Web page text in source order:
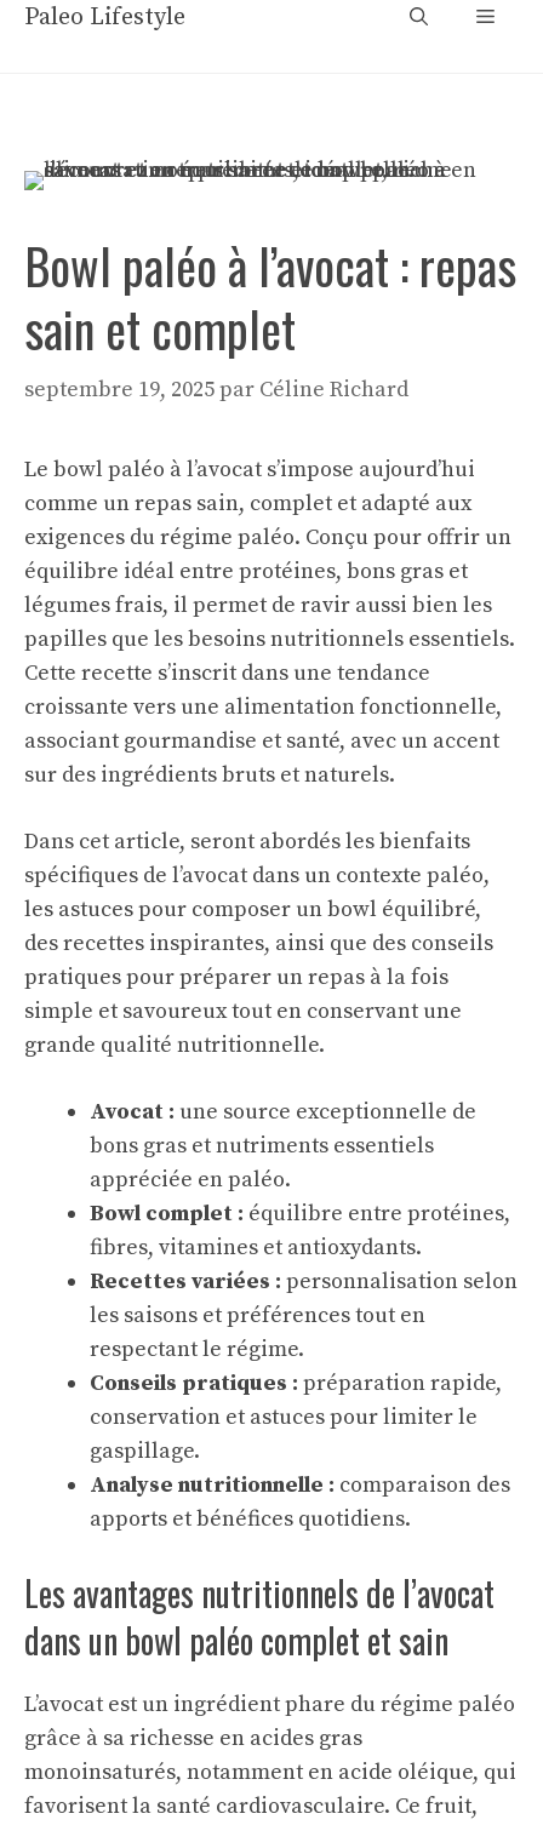
AllerPaleo Lifestyle Menu
Bowl paléo à l’avocat : repas
sain et complet
septembre 19, 2025par Céline Richard
Le bowl paléo à l’avocat s’impose aujourd’hui
comme un repas sain, complet et adapté aux
exigences du régime paléo. Conçu pour offrir un
équilibre idéal entre protéines, bons gras et
légumes frais, il permet de ravir aussi bien les
papilles que les besoins nutritionnels essentiels.
Cette recette s’inscrit dans une tendance
croissante vers une alimentation fonctionnelle,
associant gourmandise et santé, avec un accent
sur des ingrédients bruts et naturels.
Dans cet article, seront abordés les bienfaits
spécifiques de l’avocat dans un contexte paléo,
les astuces pour composer un bowl équilibré,
des recettes inspirantes, ainsi que des conseils
pratiques pour préparer un repas à la fois
simple et savoureux tout en conservant une
grande qualité nutritionnelle.
Avocat : une source exceptionnelle de
bons gras et nutriments essentiels
appréciée en paléo.
Bowl complet : équilibre entre protéines,
fibres, vitamines et antioxydants.
Recettes variées : personnalisation selon
les saisons et préférences tout en
respectant le régime.
Conseils pratiques : préparation rapide,
conservation et astuces pour limiter le
gaspillage.
Analyse nutritionnelle : comparaison des
apports et bénéfices quotidiens.
Les avantages nutritionnels de l’avocat
dans un bowl paléo complet et sain
L’avocat est un ingrédient phare du régime paléo
grâce à sa richesse en acides gras
monoinsaturés, notamment en acide oléique, qui
favorisent la santé cardiovasculaire. Ce fruit,